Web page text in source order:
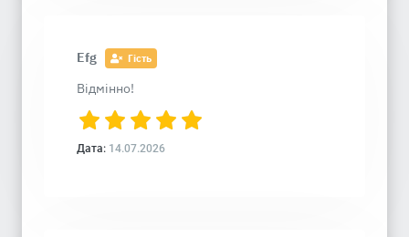
Efg Гість
Відмінно!
Дата: 14.07.2026